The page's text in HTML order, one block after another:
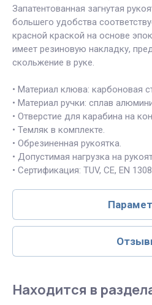
Запатентованная загнутая
большего удобства
красной краской на основе
имеет резиновую накладку,
скольжение в руке.
• Материал клюва: карбоновая
• Материал ручки: сплав
• Отверстие для карабина на
• Темляк в комплекте.
• Обрезиненная рукоятка.
• Допустимая нагрузка на
• Сертификация: TUV, СЕ, EN
Находится в